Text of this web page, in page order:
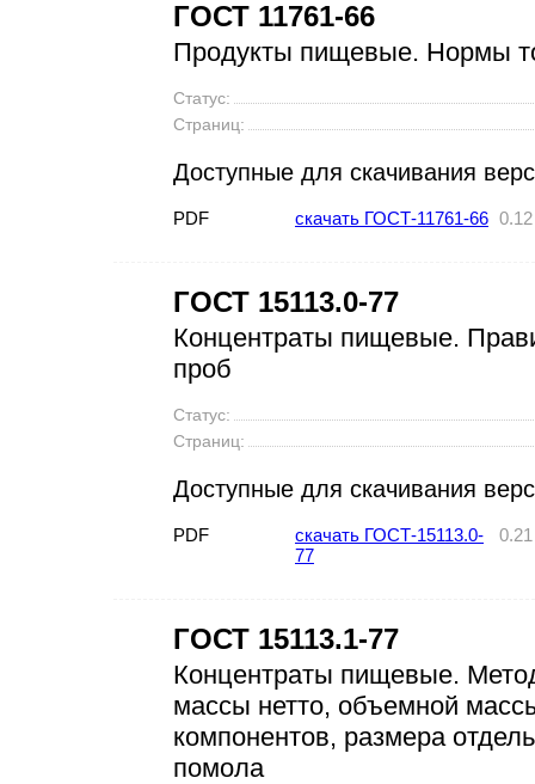
ГОСТ 11761-66
Продукты пищевые. Нормы
Статус:
Страниц:
Доступные для скачивания
PDF скачать ГОСТ-11761-66
ГОСТ 15113.0-77
Концентраты пищевые.
проб
Статус:
Страниц:
Доступные для скачивания
PDF
скачать ГОСТ-15113.0-
77
ГОСТ 15113.1-77
Концентраты пищевые.
массы нетто, объемной
компонентов, размера
помола